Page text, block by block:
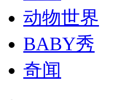
消防员救轻生者 花炮节热闹非凡
动物世界
BABY秀
奇闻